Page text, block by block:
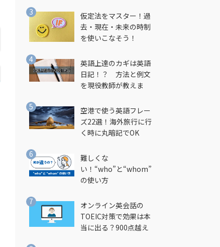
仮定法をマスター！過
去・現在・未来の時制
を使いこなそう！
英語上達のカギは英語
日記！？ 方法と例文
を現役教師が教えま
空港で使う英語フレー
ズ22選！海外旅行に行
く時に丸暗記でOK
難しくな
い！“who”と“whom”
の使い方
オンライン英会話の
TOEIC対策で効果は本
当に出る？900点越え